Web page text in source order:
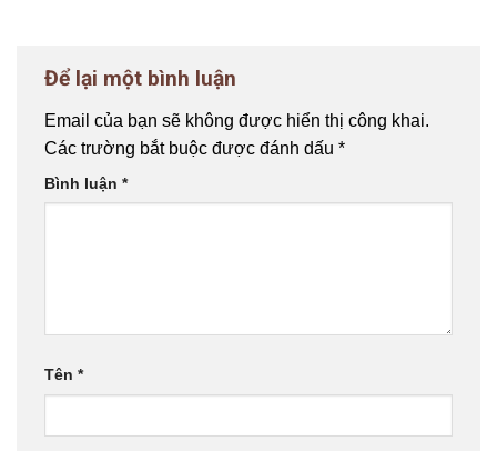
Để lại một bình luận
Email của bạn sẽ không được hiển thị công khai.
Các trường bắt buộc được đánh dấu *
Bình luận *
Tên *